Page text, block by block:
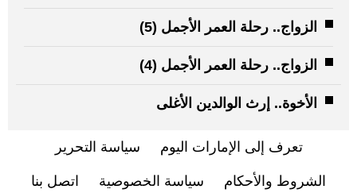
الزواج.. رحلة العمر الأجمل (5)
الزواج.. رحلة العمر الأجمل (4)
الأخوة.. إرث الوالدين الأغلى
تعرف إلى الإمارات اليوم سياسة التحرير
الشروط والأحكام سياسة الخصوصية اتصل بنا